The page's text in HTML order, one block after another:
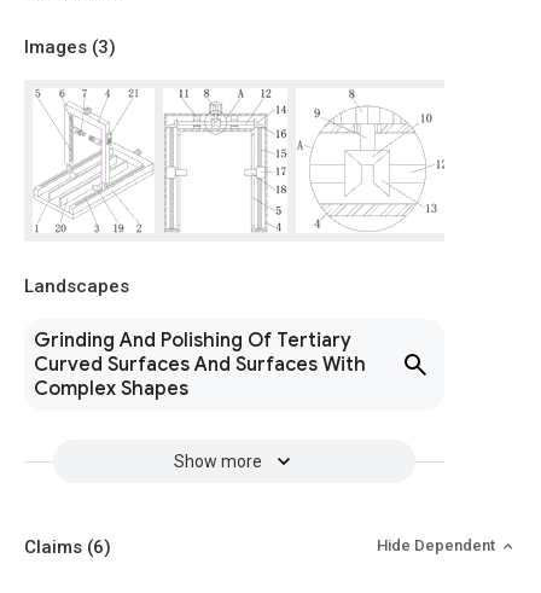
Images (3)
Landscapes
Grinding And Polishing Of Tertiary
Curved Surfaces And Surfaces With
Complex Shapes
Show more
Claims (6) Hide Dependent